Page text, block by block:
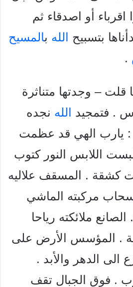
اقرباء أو اصدقاء ثم
بتسبيح
الله بالمسيح
.
قلت – وجدتها متناثرة
. فتمجيد
الله نجده
في المزمور 103 : يارب الهي قد عظمت
اللابس النور كتوب
كشقة . المسقف علاليه
مركبته الماشي
الصانع ملائكته رياحا
. المؤسس الأرض على
الى الدهر والأبد .
. فوق الجبال تقف